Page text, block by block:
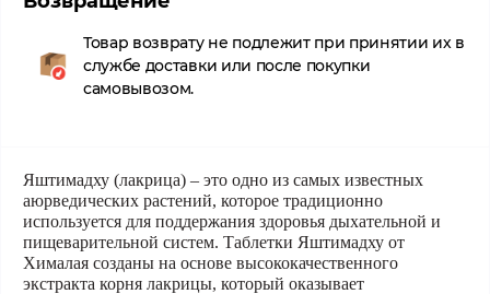
Товар возврату не подлежит при принятии их в
службе доставки или после покупки
самовывозом.
Яштимадху (лакрица) – это одно из самых известных
аюрведических растений, которое традиционно
используется для поддержания здоровья дыхательной и
пищеварительной систем. Таблетки Яштимадху от
Хималая созданы на основе высококачественного
экстракта корня лакрицы, который оказывает